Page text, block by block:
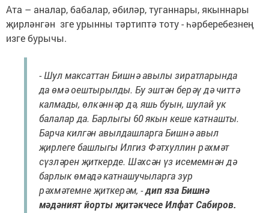
Ата – аналар, бабалар, әбиләр, туганнары, якыннары
җирләнгән зге урынны тәртиптә тоту - һәрберебезнең
изге бурычы.
- Шул максаттан Бишнә авылы зиратларында
да өмә оештырылды. Бу эштән берәү дә читтә
калмады, өлкәннәр дә, яшь буын, шулай ук
балалар да. Барлыгы 60 якын кеше катнашты.
Барча килгән авылдашларга Бишнә авыл
җирлеге башлыгы Илгиз Фәтхуллин рәхмәт
сүзләрен җиткерде. Шәхсән үз исемемнән дә
барлык өмәдә катнашучыларга зур
рәхмәтемне җиткерәм, -дип яза Бишнә
мәдәният йорты җитәкчесе Илфат Сабиров.